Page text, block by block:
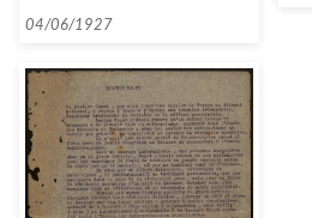
04/06/1927